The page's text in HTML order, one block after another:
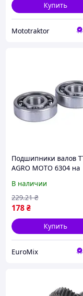
Купить
Mototraktor
Подшипники валов
AGRO MOTO 6304 на
первичного + повыш/
пониж.
В наличии
178₴
229.21 ₴
Купить
EuroMix